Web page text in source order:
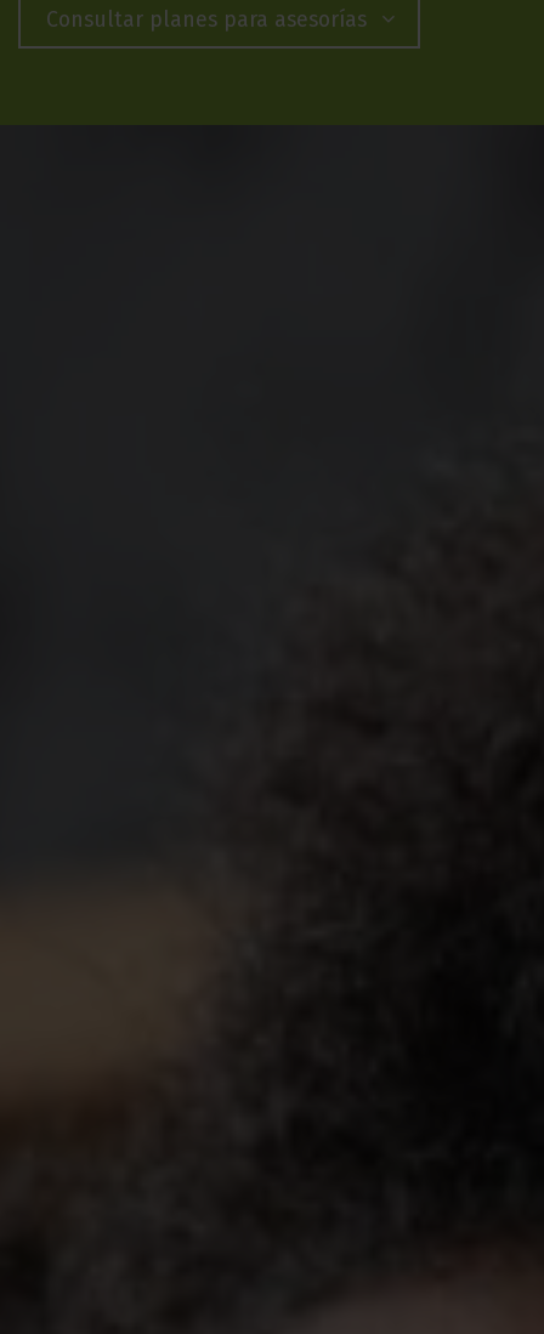
Consultar planes para asesorías